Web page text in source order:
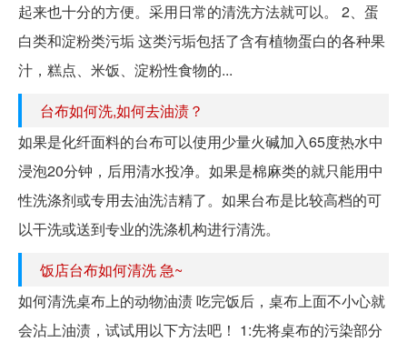
起来也十分的方便。采用日常的清洗方法就可以。 2、蛋
白类和淀粉类污垢 这类污垢包括了含有植物蛋白的各种果
汁，糕点、米饭、淀粉性食物的...
台布如何洗,如何去油渍？
如果是化纤面料的台布可以使用少量火碱加入65度热水中
浸泡20分钟，后用清水投净。如果是棉麻类的就只能用中
性洗涤剂或专用去油洗洁精了。如果台布是比较高档的可
以干洗或送到专业的洗涤机构进行清洗。
饭店台布如何清洗 急~
如何清洗桌布上的动物油渍 吃完饭后，桌布上面不小心就
会沾上油渍，试试用以下方法吧！ 1:先将桌布的污染部分